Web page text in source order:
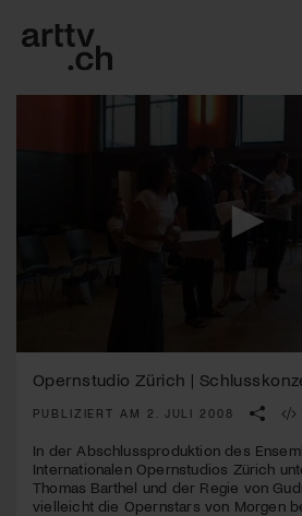
seconds
seconds
Opernstudio Zürich |
PUBLIZIERT AM 2. JULI 2008
In der Abschlussproduktion des
Internationalen Opernstudios Zürich
Thomas Barthel und der Regie von
vielleicht die Opernstars von Morgen
Mach mit: «Be Part of the Art»!
Engagiere dich als Kulturliebhaber:in,
Mit deiner Mitgliedschaft erhältst du
diversen Kulturevents.